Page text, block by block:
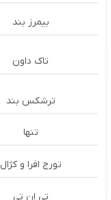
بیمرز بند
تاک داون
ترشكس بند
تنها
تورج افرا و کژال
تی ان تی